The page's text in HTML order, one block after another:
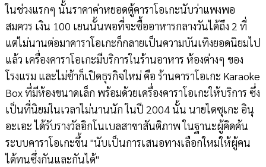
ในช่วงแรกๆ นั้นราคาค่าหยอดตู้คาราโอเกะนับว่าแพงพอ
สมควร เงิน 100 เยนนั้นพอที่จะซื้ออาหารกลางวันได้ถึง 2 ที่
แต่ไม่นานต่อมาคาราโอเกะก็กลายเป็นความบันเทิงยอดนิยมไป
แล้ว เครื่องคาราโอเกะมีบริการในร้านอาหาร ห้องต่างๆ ของ
โรงแรม และไม่ช้าก็เปิดธุรกิจใหม่ คือ ร้านคาราโอเกะ Karaoke
Box ที่มีห้องขนาดเล็ก พร้อมด้วยเครื่องคาราโอเกะให้บริการ ซึ่ง
เป็นที่นิยมในเวลาไม่นานนัก ในปี 2004 นั้น นายไดซุเกะ อินุ
อะเอะ ได้รับรางวัลอิกโนเบลสาขาสันติภาพ ในฐานะผู้คิดค้น
ระบบคาราโอเกะขึ้น "นับเป็นการเสนอทางเลือกใหม่ให้ผู้คน
ได้ทนซึ่งกันและกันได้"